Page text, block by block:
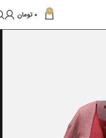
0
0 تومان